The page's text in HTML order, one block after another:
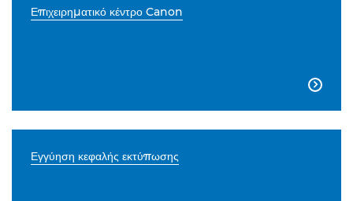
Επιχειρηματικό κέντρο Canon

Εγγύηση κεφαλής εκτύπωσης